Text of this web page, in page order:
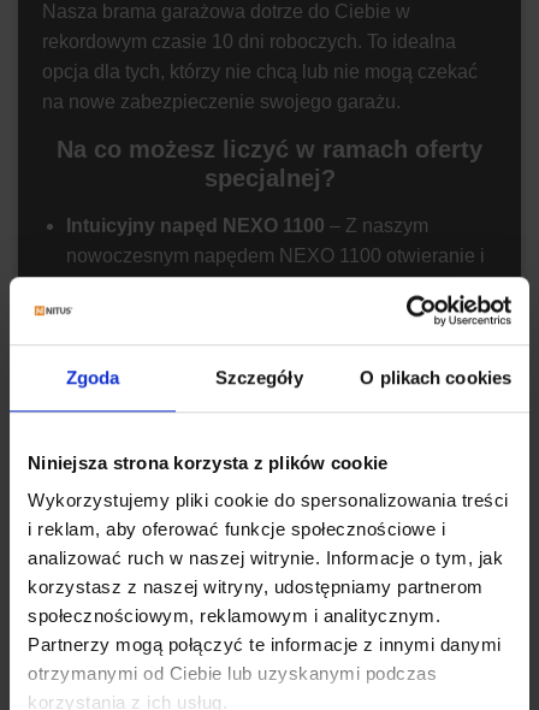
Zgoda Szczegóły O plikach cookies
Niniejsza strona korzysta z plików cookie
Wykorzystujemy pliki cookie do spersonalizowania treści
i reklam, aby oferować funkcje społecznościowe i
analizować ruch w naszej witrynie. Informacje o tym, jak
korzystasz z naszej witryny, udostępniamy partnerom
społecznościowym, reklamowym i analitycznym.
Partnerzy mogą połączyć te informacje z innymi danymi
otrzymanymi od Ciebie lub uzyskanymi podczas
korzystania z ich usług.
Nasza brama garażowa dotrze do Ciebie w
rekordowym czasie 10 dni roboczych. To idealna
opcja dla tych, którzy nie chcą lub nie mogą czekać
na nowe zabezpieczenie swojego garażu.
Na co możesz liczyć w ramach oferty
specjalnej?
Intuicyjny napęd NEXO 1100 – Z naszym
nowoczesnym napędem NEXO 1100 otwieranie i
proste. Wystarczy jeden przycisk, aby połączyć
nowoczesną technologię z codzienną
funkcjonalnością. Dzięki temu, korzystanie z
bramy jest wygodne i komfortowe, co z pewnością
Różne wymiary dostosowane do Twoich
potrzeb– Oferujemy bramy w szerokości do 5000
mm oraz wysokościach: 2150 mm, 2250 mm i
2500 mm, aby idealnie dopasować się do
Twojego garażu. Niezależnie od tego, jakie masz
wymagania, nasza oferta z pewnością spełni
Twoje oczekiwania.
Wybór prowadzenia – dostosuj bramę do